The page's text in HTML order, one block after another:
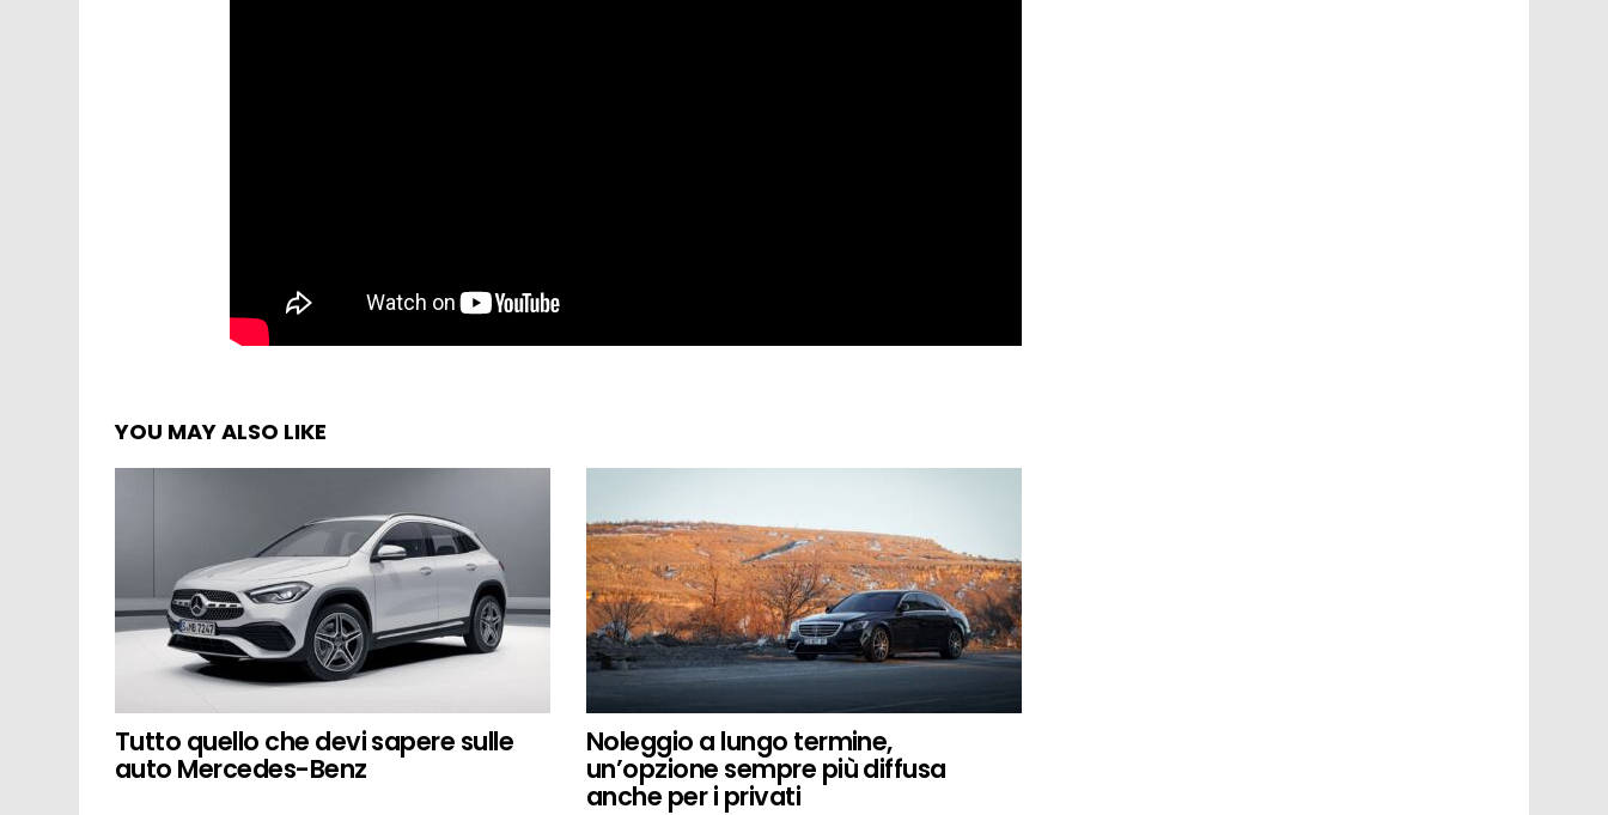
YOU MAY ALSO LIKE
Tutto quello che devi sapere sulle
auto Mercedes-Benz
Noleggio a lungo termine,
un’opzione sempre più diffusa
anche per i privati